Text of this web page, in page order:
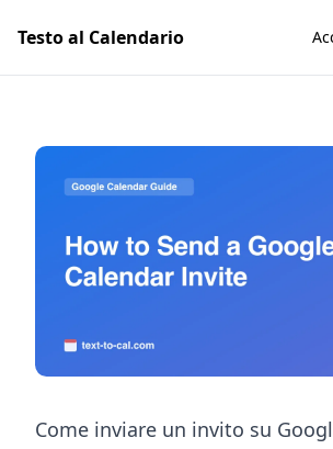
Testo al Calendario
Come inviare un invito su